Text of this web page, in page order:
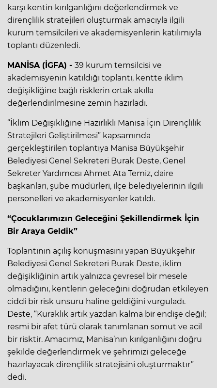
karşı kentin kırılganlığını değerlendirmek ve
dirençlilik stratejileri oluşturmak amacıyla ilgili
kurum temsilcileri ve akademisyenlerin katılımıyla
toplantı düzenledi.
MANİSA (İGFA) - 39 kurum temsilcisi ve
akademisyenin katıldığı toplantı, kentte iklim
değişikliğine bağlı risklerin ortak akılla
değerlendirilmesine zemin hazırladı.
“İklim Değişikliğine Hazırlıklı Manisa İçin Dirençlilik
Stratejileri Geliştirilmesi” kapsamında
gerçekleştirilen toplantıya Manisa Büyükşehir
Belediyesi Genel Sekreteri Burak Deste, Genel
Sekreter Yardımcısı Ahmet Ata Temiz, daire
başkanları, şube müdürleri, ilçe belediyelerinin ilgili
personelleri ve akademisyenler katıldı.
“Çocuklarımızın Geleceğini Şekillendirmek İçin
Bir Araya Geldik”
Toplantının açılış konuşmasını yapan Büyükşehir
Belediyesi Genel Sekreteri Burak Deste, iklim
değişikliğinin artık yalnızca çevresel bir mesele
olmadığını, kentlerin geleceğini doğrudan etkileyen
ciddi bir risk unsuru haline geldiğini vurguladı.
Deste, “Kuraklık artık yazdan kalma bir endişe değil;
resmi bir afet türü olarak tanımlanan somut ve acil
bir risktir. Amacımız, Manisa’nın kırılganlığını doğru
şekilde değerlendirmek ve şehrimizi geleceğe
hazırlayacak dirençlilik stratejisini oluşturmaktır”
dedi.